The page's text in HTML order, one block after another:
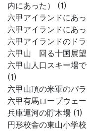
内にあった） (1)
六甲アイランドにあ
六甲アイランドにあ
六甲アイランドのド
六甲山 回る十国展
六甲山人口スキー場
(1)
六甲山頂の米軍のパ
六甲有馬ロープウェ
兵庫運河の貯木場 (1)
円形校舎の東山小学